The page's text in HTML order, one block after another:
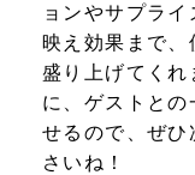
ョンやサプラ
映え効果まで
盛り上げてく
に、ゲストとの
せるので、ぜひ
さいね！